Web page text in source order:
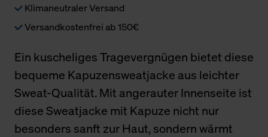
Klimaneutraler Versand
Versandkostenfrei ab 150€
Ein kuscheliges Tragevergnügen bietet diese
bequeme Kapuzensweatjacke aus leichter
Sweat-Qualität. Mit angerauter Innenseite ist
diese Sweatjacke mit Kapuze nicht nur
besonders sanft zur Haut, sondern wärmt